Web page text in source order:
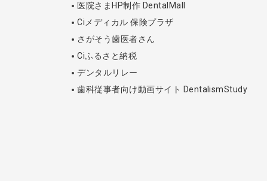
医院さまHP制作 DentalMall
Ciメディカル 保険プラザ
さがそう歯医者さん
Ciふるさと納税
デンタルリレー
歯科従事者向け動画サイト DentalismStudy